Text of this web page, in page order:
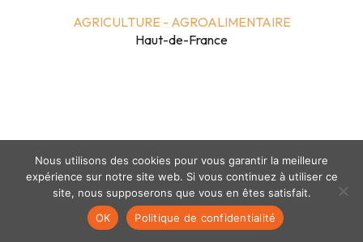
AGRICULTURE - AGROALIMENTAIRE
Haut-de-France
Mentions légales- politique de confidentialité- © coclico 2026
Nous utilisons des cookies pour vous garantir la meilleure
expérience sur notre site web. Si vous continuez à utiliser ce
site, nous supposerons que vous en êtes satisfait.
OK
Politique de confidentialité